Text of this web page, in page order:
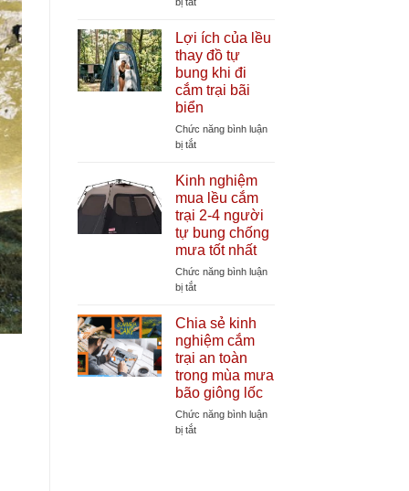
mát
cực
sâu
hợp
phụ
kiện
lều
cắm
trại
cần
tăng
tuổi
thọ
lều
Lợi ích của lều
thay đồ tự
bung khi đi
cắm trại bãi
biển
Chức năng bình luận
bị tắtở
ích
của
lều
thay
đồ
tự
bung
khi
trại
bãi
biển
Kinh nghiệm
mua lều cắm
trại 2-4 người
tự bung chống
mưa tốt nhất
Chức năng bình luận
bị tắtở
nghiệm
mua
lều
cắm
trại
2-
4
người
Chia sẻ kinh
nghiệm cắm
trại an toàn
trong mùa mưa
bão giông lốc
Chức năng bình luận
bị tắtở